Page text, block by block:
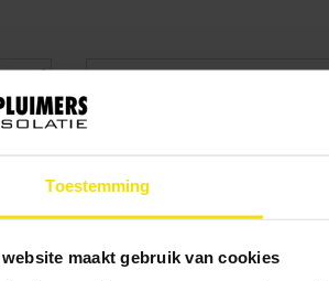
Toestemming
website maakt gebruik van cookies